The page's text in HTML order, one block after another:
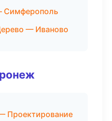
Симферополь
— Иваново
Проектирование